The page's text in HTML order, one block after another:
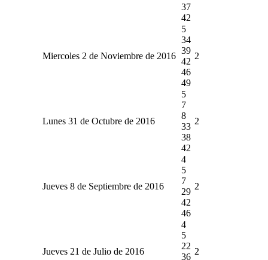
37
42
Miercoles 2 de Noviembre de 2016
5
34
39
42
46
49
2
Lunes 31 de Octubre de 2016
5
7
8
33
38
42
2
Jueves 8 de Septiembre de 2016
4
5
7
29
42
46
2
Jueves 21 de Julio de 2016
4
5
22
36
2